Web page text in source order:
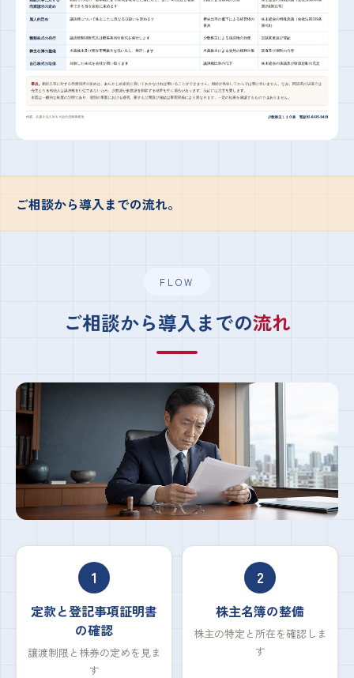
ご相談から導入までの流れ。
FLOW
ご相談から導入までの流れ
1
定款と登記事項証明書
の確認
譲渡制限と株券の定めを見ま
す
2
株主名簿の整備
株主の特定と所在を確認しま
す